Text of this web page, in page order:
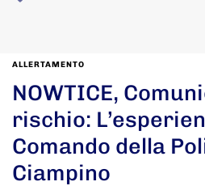
ALLERTAMENTO
NOWTICE,
rischio:
Comando della
Ciampino